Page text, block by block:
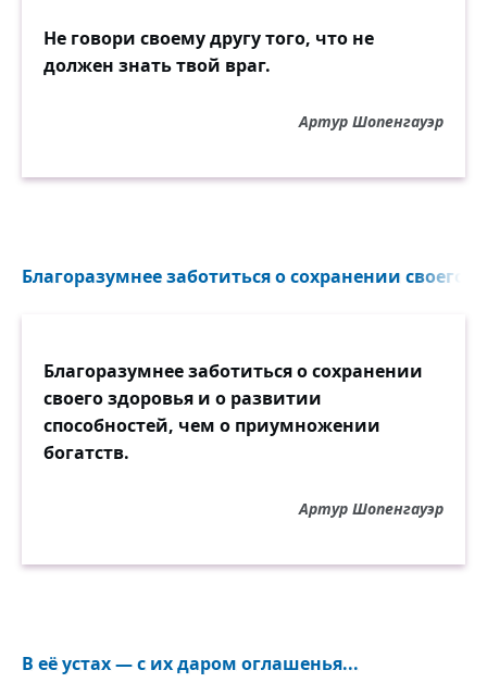
Не говори своему другу того, что не
должен знать твой враг.
Артур Шопенгауэр
Благоразумнее заботиться о сохранении своего
Благоразумнее заботиться о сохранении
своего здоровья и о развитии
способностей, чем о приумножении
богатств.
Артур Шопенгауэр
В её устах — с их даром оглашенья...